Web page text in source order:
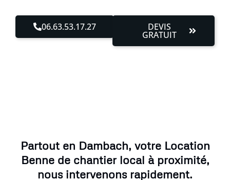
06.63.53.17.27 DEVIS
GRATUIT
Partout en Dambach, votre Location
Benne de chantier local à proximité,
nous intervenons rapidement.